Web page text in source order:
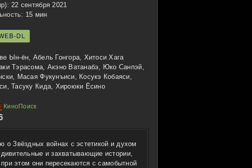
22 сентября 2021
15 мин
DL
Ын-ён, Абель Гонгора, Хитоси Хага
Тэрасома, Акэно Ватанабэ, Юко Санпэй,
Масая Фукунъиси, Косукэ Кобаяси,
Тасуку Кида, Хироюки Ёсино
о Звёздных войнах с эстетикой и духом
и захватывающие истории,
этом они пересекаются с самобытной